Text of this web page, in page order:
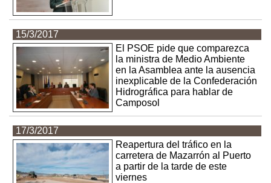
15/3/2017
El PSOE pide que comparezca
la ministra de Medio Ambiente
en la Asamblea ante la ausencia
inexplicable de la Confederación
Hidrográfica para hablar de
Camposol
17/3/2017
Reapertura del tráfico en la
carretera de Mazarrón al Puerto
a partir de la tarde de este
viernes